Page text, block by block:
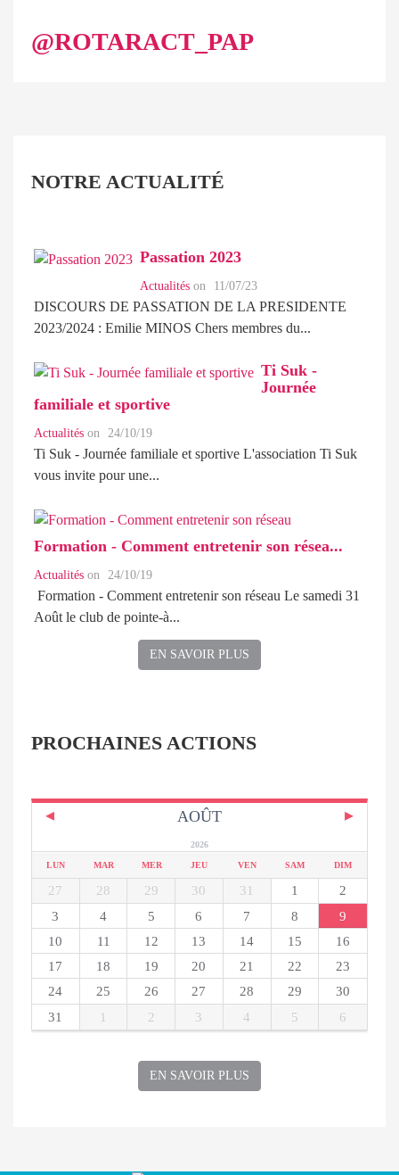
@ROTARACT_PAP
NOTRE ACTUALITÉ
Passation 2023
Actualités on 11/07/23
DISCOURS DE PASSATION DE LA PRESIDENTE
2023/2024 : Emilie MINOS Chers membres du...
Ti Suk -
Journée
familiale et sportive
Actualités on 24/10/19
Ti Suk - Journée familiale et sportive L'association Ti Suk
vous invite pour une...
Formation - Comment entretenir son résea...
Actualités on 24/10/19
Formation - Comment entretenir son réseau Le samedi 31
Août le club de pointe-à...
EN SAVOIR PLUS
PROCHAINES ACTIONS
AOÛT
2026
LUN MAR MER JEU VEN SAM DIM
27 28 29 30 31 1
2
3
4 5 6 7 8
9
10
11 12 13 14 15
16
17
18 19 20 21 22
23
24
25 26 27 28 29
30
31
1 2 3 4 5 6
EN SAVOIR PLUS